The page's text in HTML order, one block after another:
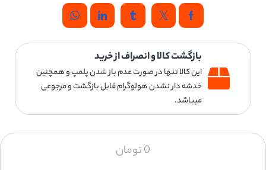
بازگشت کالا و انصراف از خرید
این کالا تنها در صورت عدم باز شدن پلمپ و همچنین
خدشه دار نشدن هولوگرام قابل بازگشت و مرجوعی
میباشد.
0تومان